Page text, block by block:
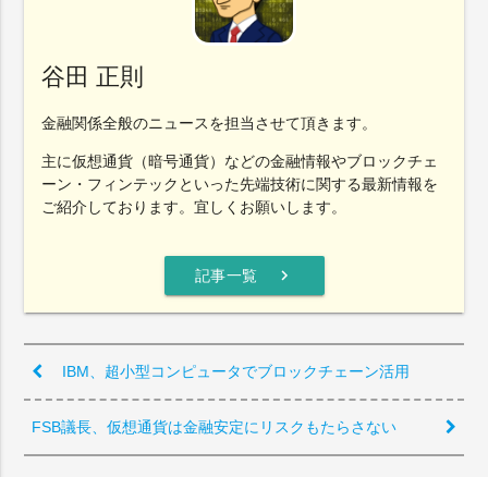
谷田 正則
金融関係全般のニュースを担当させて頂きます。
主に仮想通貨（暗号通貨）などの金融情報やブロックチェ
ーン・フィンテックといった先端技術に関する最新情報を
ご紹介しております。宜しくお願いします。
記事一覧 chevron_right
IBM、超小型コンピュータでブロックチェーン活用
FSB議長、仮想通貨は金融安定にリスクもたらさない